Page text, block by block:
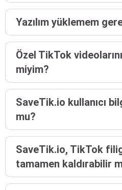
Yazılım yüklemem
Özel TikTok
miyim?
SaveTik.io kullanıcı
mu?
SaveTik.io, TikTok
tamamen kaldırabilir